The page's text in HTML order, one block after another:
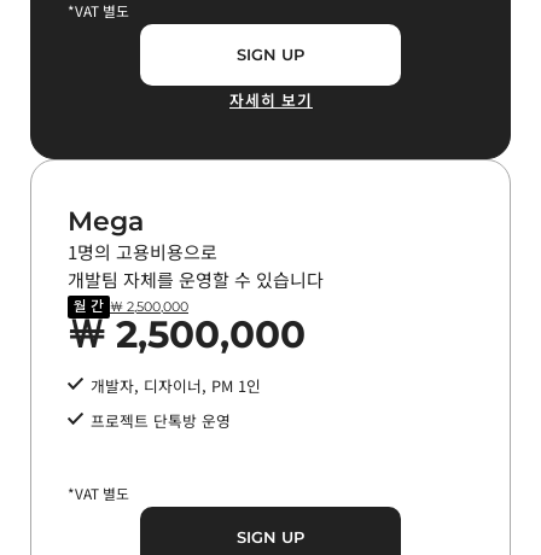
*VAT 별도​
SIGN UP
자세히 보기
Mega
1명의 고용비용으로
개발팀 자체를 운영할 수 있습니다
월 간 ￦ 2,500,000
￦ 2,500,000
개발자, 디자이너, PM 1인
프로젝트 단톡방 운영
*VAT 별도​
SIGN UP